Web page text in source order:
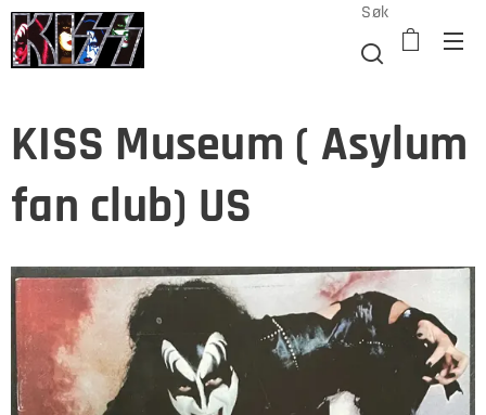
Søk
KISS Museum ( Asylum
fan club) US